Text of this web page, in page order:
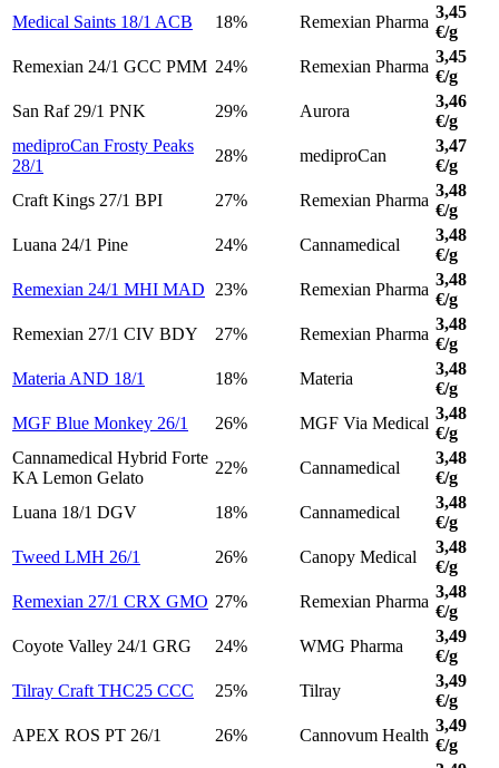
Medical Saints 18/1 ACB
18% Remexian Pharma
3,45
€/g
Remexian 24/1 GCC PMM 24% Remexian Pharma
3,45
€/g
San Raf 29/1 PNK
29% Aurora
3,46
€/g
mediproCan Frosty Peaks
28/1
28% mediproCan
3,47
€/g
Craft Kings 27/1 BPI
27% Remexian Pharma
3,48
€/g
Luana 24/1 Pine
24% Cannamedical
3,48
€/g
Remexian 24/1 MHI MAD
23% Remexian Pharma
3,48
€/g
Remexian 27/1 CIV BDY
27% Remexian Pharma
3,48
€/g
Materia AND 18/1
18% Materia
3,48
€/g
MGF Blue Monkey 26/1
26% MGF Via Medical
3,48
€/g
Cannamedical Hybrid Forte
KA Lemon Gelato
22% Cannamedical
3,48
€/g
Luana 18/1 DGV
18% Cannamedical
3,48
€/g
Tweed LMH 26/1
26% Canopy Medical
3,48
€/g
Remexian 27/1 CRX GMO 27% Remexian Pharma
3,48
€/g
Coyote Valley 24/1 GRG
24% WMG Pharma
3,49
€/g
Tilray Craft THC25 CCC
25% Tilray
3,49
€/g
APEX ROS PT 26/1
26% Cannovum Health
3,49
€/g